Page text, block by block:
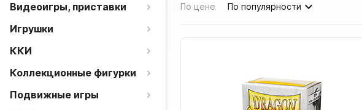
Видеоигры, приставки
Игрушки
ККИ
Коллекционные фигурки
Подвижные игры
По цене По популярности